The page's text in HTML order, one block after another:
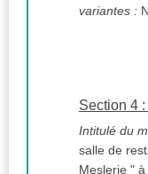
variantes :
Section 4
Intitulé du
salle de
Meslerie " à